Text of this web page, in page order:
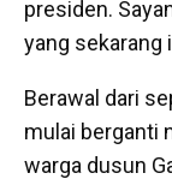
presiden.
yang sekarang
Berawal dari
mulai berganti
warga dusun